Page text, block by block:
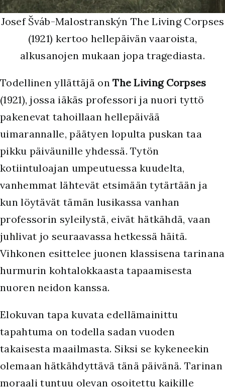
Josef Šváb-Malostranskýn The Living Corpses
(1921) kertoo hellepäivän vaaroista,
alkusanojen mukaan jopa tragediasta.
Todellinen yllättäjä onThe Living Corpses
(1921), jossa iäkäs professori ja nuori tyttö
pakenevat tahoillaan hellepäivää
uimarannalle, päätyen lopulta puskan taa
pikku päiväunille yhdessä. Tytön
kotiintuloajan umpeutuessa kuudelta,
vanhemmat lähtevät etsimään tytärtään ja
kun löytävät tämän lusikassa vanhan
professorin syleilystä, eivät hätkähdä, vaan
juhlivat jo seuraavassa hetkessä häitä.
Vihkonen esittelee juonen klassisena tarinana
hurmurin kohtalokkaasta tapaamisesta
nuoren neidon kanssa.
Elokuvan tapa kuvata edellämainittu
tapahtuma on todella sadan vuoden
takaisesta maailmasta. Siksi se kykeneekin
olemaan hätkähdyttävä tänä päivänä. Tarinan
moraali tuntuu olevan osoitettu kaikille